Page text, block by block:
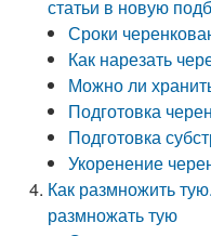
статьи в новую
Сроки
Как нарезать
Можно ли
Подготовка
Подготовка
Укоренение
Как размножить
размножать тую